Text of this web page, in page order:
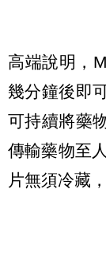
高端說明，
幾分鐘後即
可持續將藥
傳輸藥物至
片無須冷藏